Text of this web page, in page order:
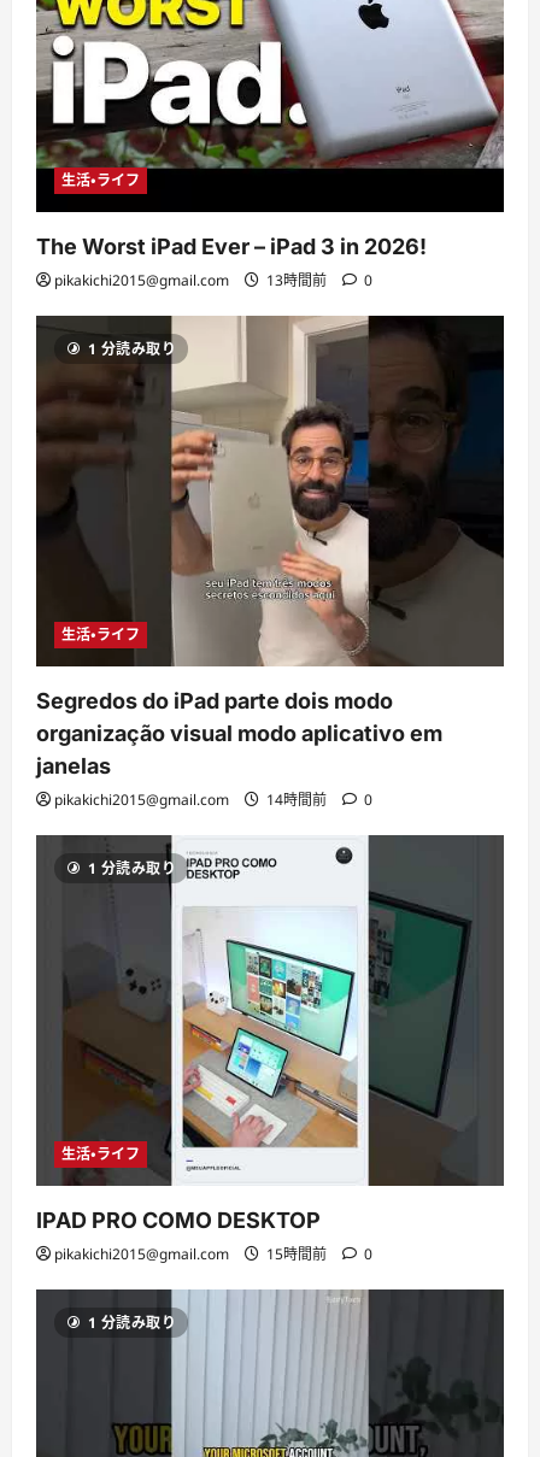
生活・ライフ
The Worst iPad Ever – iPad 3 in 2026!
pikakichi2015@gmail.com 13時間前 0
1 分読み取り
生活・ライフ
Segredos do iPad parte dois modo
organização visual modo aplicativo em
janelas
pikakichi2015@gmail.com 14時間前 0
1 分読み取り
生活・ライフ
IPAD PRO COMO DESKTOP
pikakichi2015@gmail.com 15時間前 0
1 分読み取り